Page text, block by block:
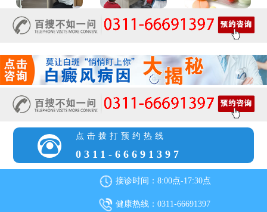
点击拨打预约热线
0311-66691397
接诊时间：8:00点-17:30点
健康热线：0311-66691397